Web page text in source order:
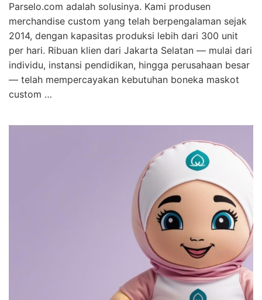
Parselo.com adalah solusinya. Kami produsen
merchandise custom yang telah berpengalaman sejak
2014, dengan kapasitas produksi lebih dari 300 unit
per hari. Ribuan klien dari Jakarta Selatan — mulai dari
individu, instansi pendidikan, hingga perusahaan besar
— telah mempercayakan kebutuhan boneka maskot
custom …